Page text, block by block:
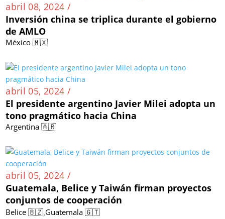
abril 08, 2024 /
Inversión china se triplica durante el gobierno
de AMLO
México 🇲🇽
abril 05, 2024 /
El presidente argentino Javier Milei adopta un
tono pragmático hacia China
Argentina 🇦🇷
abril 05, 2024 /
Guatemala, Belice y Taiwán firman proyectos
conjuntos de cooperación
Belice 🇧🇿,Guatemala 🇬🇹